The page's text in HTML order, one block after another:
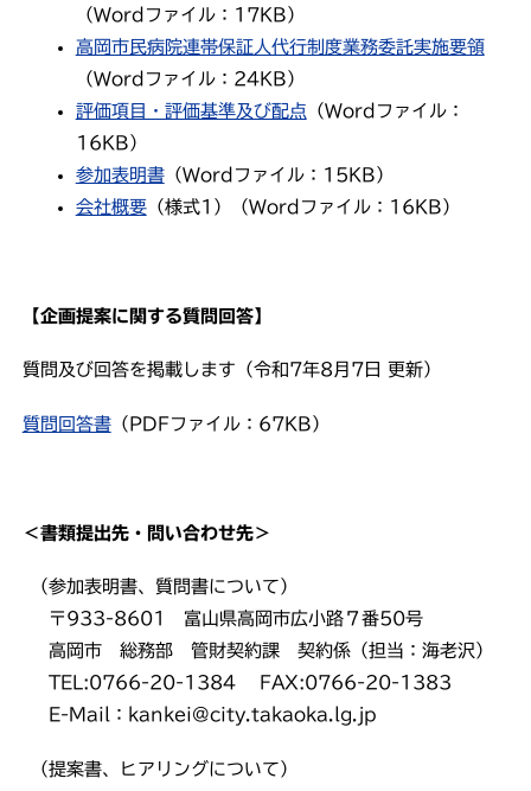
（Wordファイル：17KB）
高岡市民病院連帯保証人代行制度業務委託実施要領
（Wordファイル：24KB）
評価項目・評価基準及び配点 （Wordファイル：
16KB）
参加表明書（Wordファイル：15KB）
会社概要（様式1）（Wordファイル：16KB）
【企画提案に関する質問回答】
質問及び回答を掲載します（令和7年8月7日 更新）
質問回答書（PDFファイル：67KB）
＜書類提出先・問い合わせ先＞
（参加表明書、質問書について）
〒933-8601 富山県高岡市広小路７番50号
高岡市 総務部 管財契約課 契約係（担当：海老沢）
TEL:0766-20-1384 FAX:0766-20-1383
E-Mail：kankei@city.takaoka.lg.jp
（提案書、ヒアリングについて）